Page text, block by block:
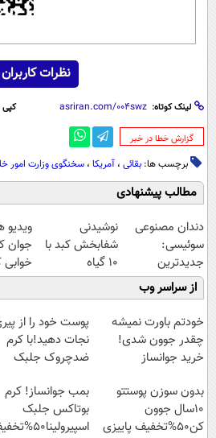
نظرات کاربران
لینک کوتاه: کپی
‌گزارش خطا در خبر
برچسب ها: بقائی ، آمریکا ، سخنگوی وزارت امور
مطالب پیشنهادی
دندان مصنوعی
سوئیسی:
جدیدترین
فناوری اروپا،
سبک و مقاوم |
پرداخت قسطی
نوشیدنی
شفابخش کبد با
10 گیاه
موثر(تخفیف تا
امشب)
ویدیو
جوان
خوابی
از سراسر وب
خودتم باورت نمیشه
چقدر جوون شدی!
خرید جوانساز
ویژه
پوست خود را از
نجات دهید!با کرم
ضدچروک جلبک
بدون سوزن پوستتو
10سال جوون
کن50%تخفیف پاییزی
بمب جوانساز! کرم
بوتاکس جلبک
اسپیرولینا50%تخفیف